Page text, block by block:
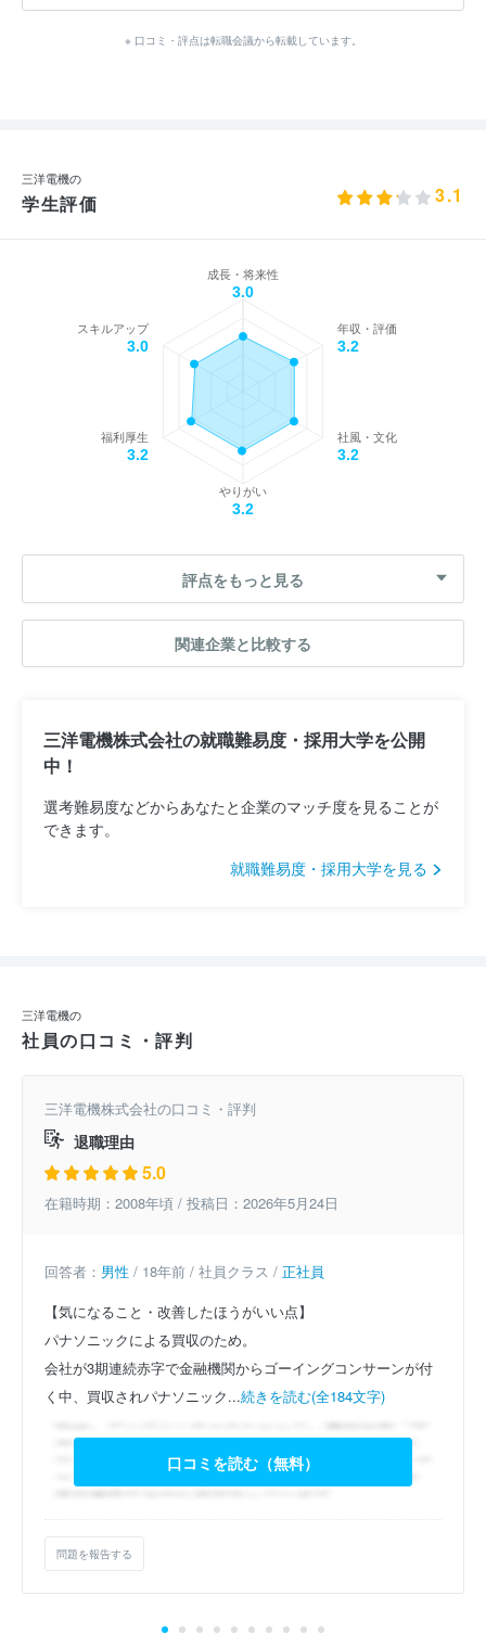
※ 口コミ・評点は転職会議から転載しています。
三洋電機の
学生評価 3.1
成長・将来性
3.0
年収・評価
3.2
社風・文化
3.2
やりがい
3.2
福利厚生
3.2
スキルアップ
3.0
評点をもっと見る
関連企業と比較する
三洋電機株式会社の就職難易度・採用大学を公開
中！
選考難易度などからあなたと企業のマッチ度を見ることが
できます。
就職難易度・採用大学を見る
三洋電機の
社員の口コミ・評判
三洋電機株式会社の口コミ・評判
退職理由
5.0
在籍時期：2008年頃 / 投稿日：2026年5月24日
回答者： 男性 / 18年前 / 社員クラス / 正社員
【気になること・改善したほうがいい点】
パナソニックによる買収のため。
会社が3期連続赤字で金融機関からゴーイングコンサーンが付
く中、買収されパナソニック...続きを読む(全184文字)
口コミを読む（無料）
問題を報告する